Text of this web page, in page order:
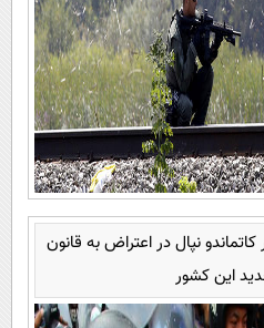
نپال در اعتراض به قانون
این کشور